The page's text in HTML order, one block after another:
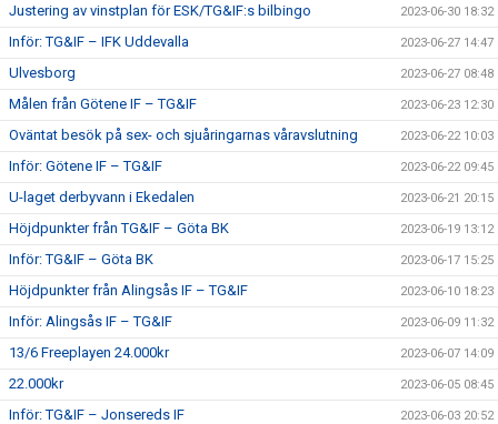
Justering av vinstplan för ESK/TG&IF:s bilbingo 2023-06-30 18:32
Inför: TG&IF – IFK Uddevalla 2023-06-27 14:47
Ulvesborg 2023-06-27 08:48
Målen från Götene IF – TG&IF 2023-06-23 12:30
Oväntat besök på sex- och sjuåringarnas våravslutning 2023-06-22 10:03
Inför: Götene IF – TG&IF 2023-06-22 09:45
U-laget derbyvann i Ekedalen 2023-06-21 20:15
Höjdpunkter från TG&IF – Göta BK 2023-06-19 13:12
Inför: TG&IF – Göta BK 2023-06-17 15:25
Höjdpunkter från Alingsås IF – TG&IF 2023-06-10 18:23
Inför: Alingsås IF – TG&IF 2023-06-09 11:32
13/6 Freeplayen 24.000kr 2023-06-07 14:09
22.000kr 2023-06-05 08:45
Inför: TG&IF – Jonsereds IF 2023-06-03 20:52